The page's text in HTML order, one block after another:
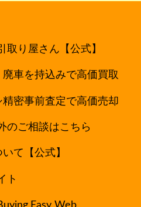
取り屋さん【公式】
廃車を持込みで高価買取
精密事前査定で高価売却
のご相談はこちら
て【公式】
ト